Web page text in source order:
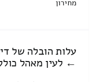
מחירון
← לעין מאהל